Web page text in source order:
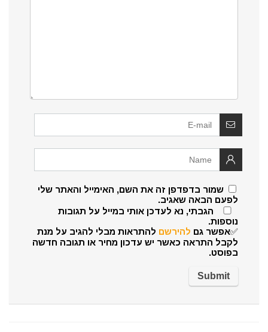
שמור בדפדפן זה את השם, האימייל והאתר שלי
לפעם הבאה שאגיב.
הגבתי, נא לעדכן אותי במייל על תגובות
נוספות.
✅אפשר גם להירשם להתראות מבלי להגיב על מנת
לקבל התראה כאשר יש עדכון מחיר או תגובה חדשה
בפוסט.